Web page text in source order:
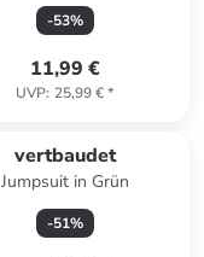
-53%
11,99 €
UVP: 25,99 €*
vertbaudet
Jumpsuit in Grün
-51%